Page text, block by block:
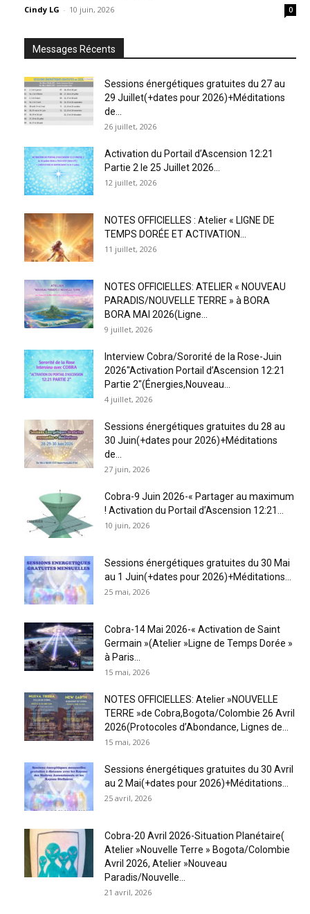
Cindy LG - 10 juin, 2026 0
Messages Récents
Sessions énergétiques gratuites du 27 au
29 Juillet(+dates pour 2026)+Méditations
de...
26 juillet, 2026
Activation du Portail d’Ascension 12:21
Partie 2 le 25 Juillet 2026...
12 juillet, 2026
NOTES OFFICIELLES : Atelier « LIGNE DE
TEMPS DORÉE ET ACTIVATION...
11 juillet, 2026
NOTES OFFICIELLES: ATELIER « NOUVEAU
PARADIS/NOUVELLE TERRE » à BORA
BORA MAI 2026(Ligne...
9 juillet, 2026
Interview Cobra/Sororité de la Rose-Juin
2026″Activation Portail d’Ascension 12:21
Partie 2″(Énergies,Nouveau...
4 juillet, 2026
Sessions énergétiques gratuites du 28 au
30 Juin(+dates pour 2026)+Méditations
de...
27 juin, 2026
Cobra-9 Juin 2026-« Partager au maximum
! Activation du Portail d’Ascension 12:21...
10 juin, 2026
Sessions énergétiques gratuites du 30 Mai
au 1 Juin(+dates pour 2026)+Méditations...
25 mai, 2026
Cobra-14 Mai 2026-« Activation de Saint
Germain »(Atelier »Ligne de Temps Dorée »
à Paris...
15 mai, 2026
NOTES OFFICIELLES: Atelier »NOUVELLE
TERRE »de Cobra,Bogota/Colombie 26 Avril
2026(Protocoles d’Abondance, Lignes de...
15 mai, 2026
Sessions énergétiques gratuites du 30 Avril
au 2 Mai(+dates pour 2026)+Méditations...
25 avril, 2026
Cobra-20 Avril 2026-Situation Planétaire(
Atelier »Nouvelle Terre » Bogota/Colombie
Avril 2026, Atelier »Nouveau
Paradis/Nouvelle...
21 avril, 2026